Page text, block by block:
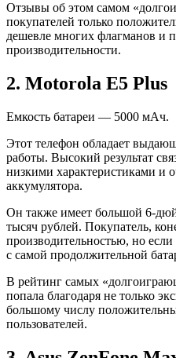
Отзывы об этом самом
покупателей только
дешевле многих флагманов и
производительности.
2. Motorola E5 Plus
Емкость батареи — 5000 мАч.
Этот телефон обладает
работы. Высокий результат
низкими характеристиками и
аккумулятора.
Он также имеет большой 6-
тысяч рублей. Покупатель,
производительностью, но
с самой продолжительной
В рейтинг самых
попала благодаря не только
большому числу
пользователей.